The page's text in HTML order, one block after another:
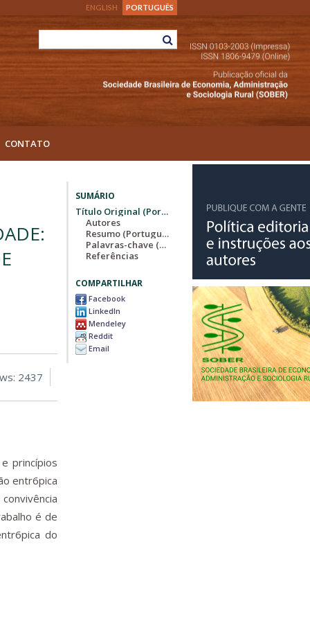
ENGLISH PORTUGUÊS
CONTATO
2437
princípios
entr6pica
é de
do
SUMÁRIO
Título Original (Português)
Autores
Resumo (Português)
Palavras-chave (Português)
Referências
COMPARTILHAR
Facebook
LinkedIn
Mendeley
Reddit
Email